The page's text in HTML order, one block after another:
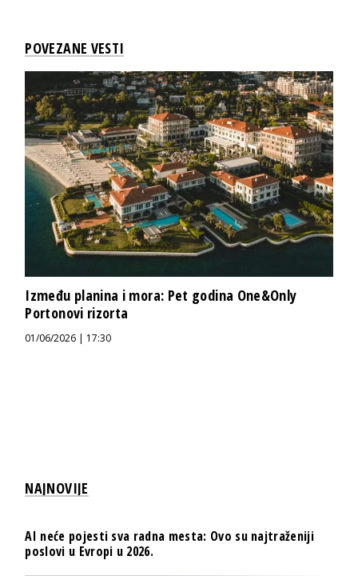
POVEZANE VESTI
Između planina i mora: Pet godina One&Only
Portonovi rizorta
01/06/2026 | 17:30
NAJNOVIJE
AI neće pojesti sva radna mesta: Ovo su najtraženiji
poslovi u Evropi u 2026.